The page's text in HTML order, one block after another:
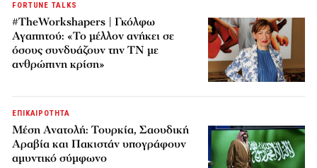
FORTUNE TALKS
#TheWorkshapers | Γκόλφω
Αγαπητού: «Το μέλλον ανήκει σε
όσους συνδυάζουν την ΤΝ με
ανθρώπινη κρίση»
ΕΠΙΚΑΙΡΟΤΗΤΑ
Μέση Ανατολή: Τουρκία, Σαουδική
Αραβία και Πακιστάν υπογράφουν
αμυντικό σύμφωνο